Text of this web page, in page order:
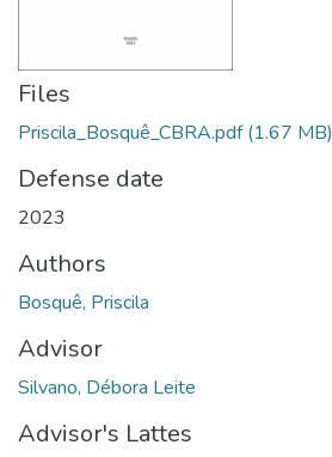
Files
Priscila_Bosquê_CBRA.pdf(1.67 MB)
Defense date
2023
Authors
Bosquê, Priscila
Advisor
Silvano, Débora Leite
Advisor's Lattes